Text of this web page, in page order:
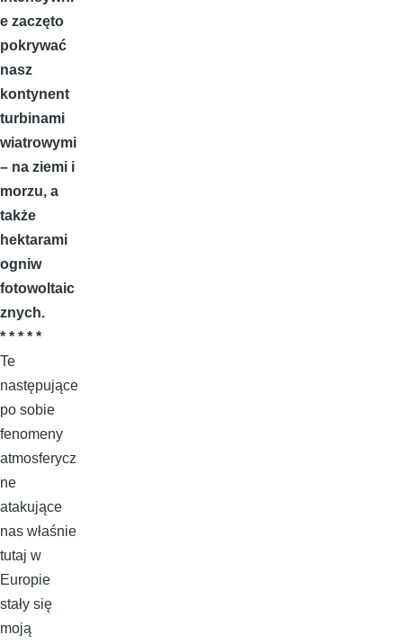
e zaczęto
pokrywać
nasz
kontynent
turbinami
wiatrowymi
– na ziemi i
morzu, a
także
hektarami
ogniw
fotowoltaic
znych.
* * * * *
Te
następujące
po sobie
fenomeny
atmosferycz
ne
atakujące
nas właśnie
tutaj w
Europie
stały się
moją